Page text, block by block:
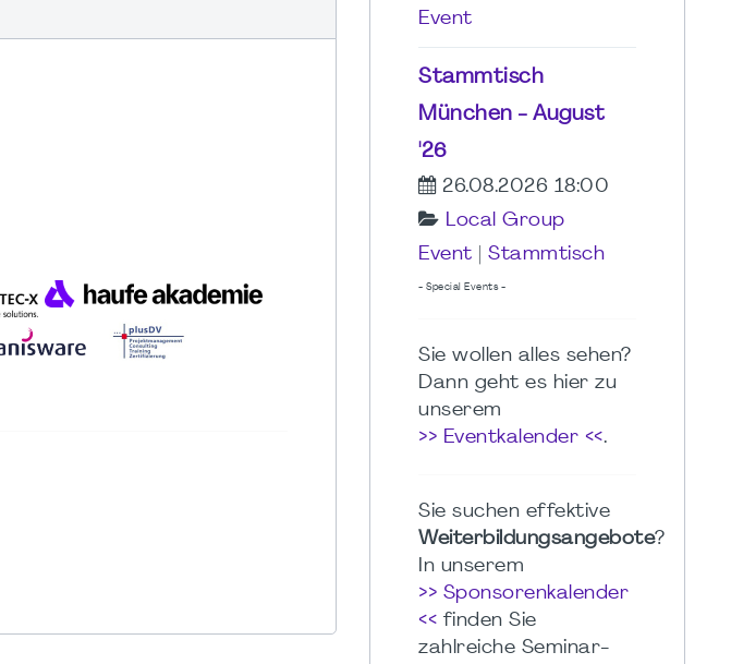
Event
Stammtisch
München - August
'26
26.08.2026 18:00
Local Group
Event
Stammtisch
- Special Events -
Sie wollen alles sehen?
Dann geht es hier zu
unserem
>> Eventkalender <<.
Sie suchen effektive
Weiterbildungsangebote?
In unserem
>> Sponsorenkalender
<< finden Sie
zahlreiche Seminar-